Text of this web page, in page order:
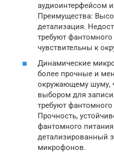
аудиоинтерфейсом
Преимущества:
детализация.
требуют
чувствительны к
Динамические
более прочные и
окружающему шуму,
выбором для
требуют
Прочность,
фантомного
детализированный
микрофонов.